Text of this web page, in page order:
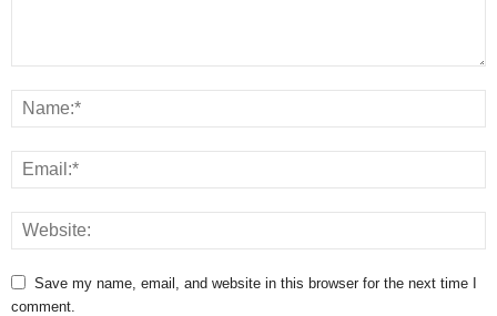
Save my name, email, and website in this browser for the next time I
comment.